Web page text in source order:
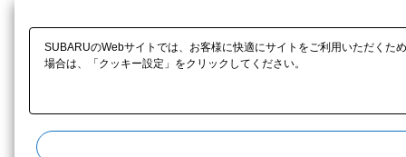
SUBARUのWebサイトでは、お客様に快適にサイトをご利用いただく
場合は、「クッキー設定」をクリックしてください。​